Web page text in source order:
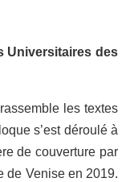
Universitaires des
les textes
s’est déroulé à
de couverture par
de Venise en 2019.